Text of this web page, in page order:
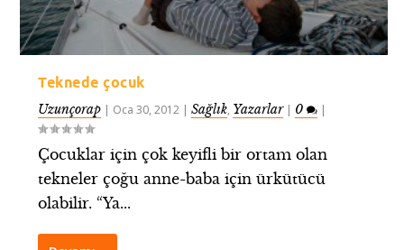
Teknede çocuk
Uzunçorap | Oca 30, 2012 |Sağlık, Yazarlar| 0 |
Çocuklar için çok keyifli bir ortam olan
tekneler çoğu anne-baba için ürkütücü
olabilir. “Ya...